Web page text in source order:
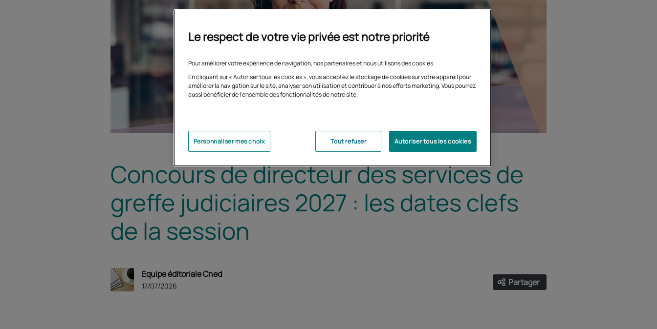
Concours de directeur des services de
greffe judiciaires 2027 : les dates clefs
de la session
Equipe éditoriale Cned
17/07/2026 Partager
Ouvrir les liens de partage
Le respect de votre vie privée est notre priorité
Pour améliorer votre expérience de navigation, nos partenaires et nous utilisons des cookies.
En cliquant sur « Autoriser tous les cookies », vous acceptez le stockage de cookies sur votre appareil pour
améliorer la navigation sur le site, analyser son utilisation et contribuer à nos efforts marketing. Vous pourrez
aussi bénéficier de l'ensemble des fonctionnalités de notre site.
Tout refuser Autoriser tous les cookies
Personnaliser mes choix